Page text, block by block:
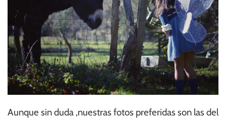
Aunque sin duda ,nuestras fotos preferidas son las del